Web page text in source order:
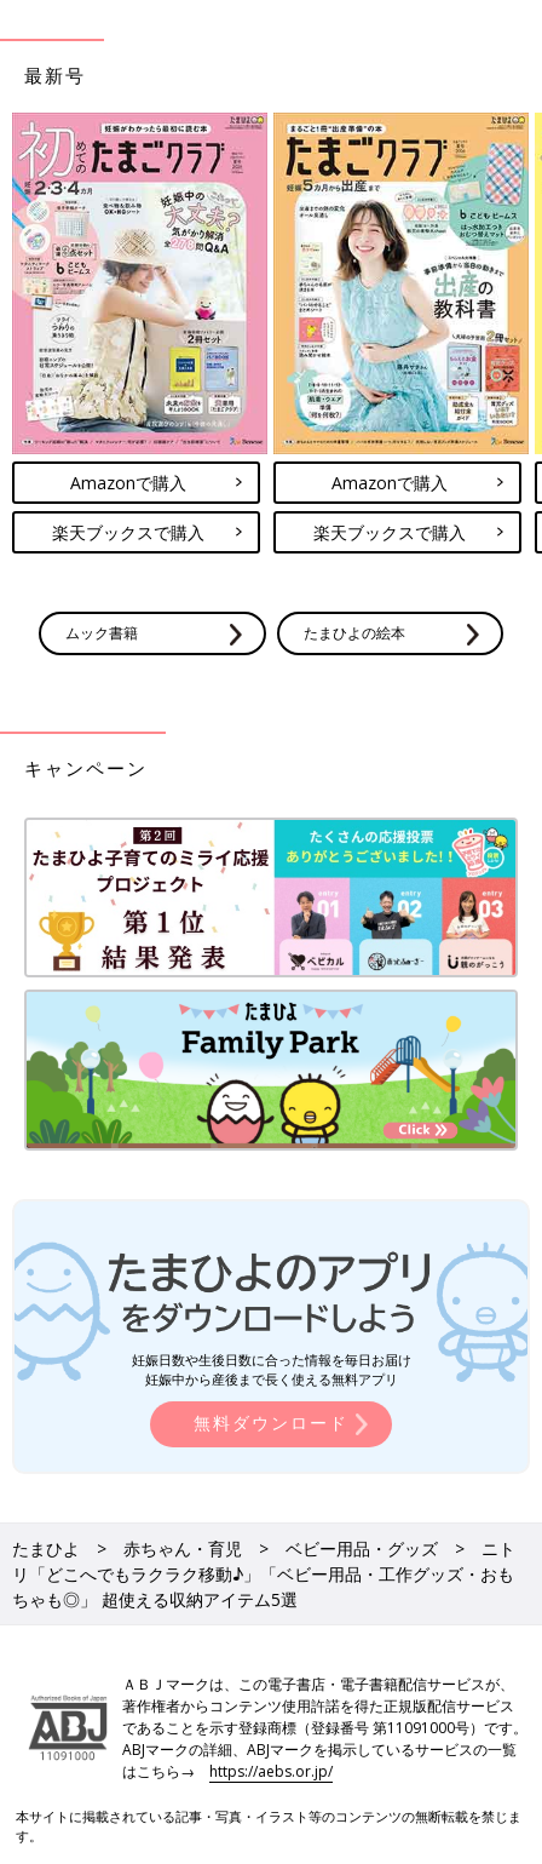
最新号
Amazonで購入
楽天ブックスで購入
Amazonで購入
楽天ブックスで購入
ムック書籍 たまひよの絵本
キャンペーン
妊娠日数や生後日数に合った情報を毎日お届け
妊娠中から産後まで長く使える無料アプリ
無料ダウンロード
たまひよ 赤ちゃん・育児 ベビー用品・グッズ
ニト
リ「どこへでもラクラク移動♪」「ベビー用品・工作グッズ・おも
ちゃも◎」 超使える収納アイテム5選
ＡＢＪマークは、この電子書店・電子書籍配信サービスが、
著作権者からコンテンツ使用許諾を得た正規版配信サービス
であることを示す登録商標（登録番号 第11091000号）です。
ABJマークの詳細、ABJマークを掲示しているサービスの一覧
はこちら→https://aebs.or.jp/
本サイトに掲載されている記事・写真・イラスト等のコンテンツの無断転載を禁じま
す。